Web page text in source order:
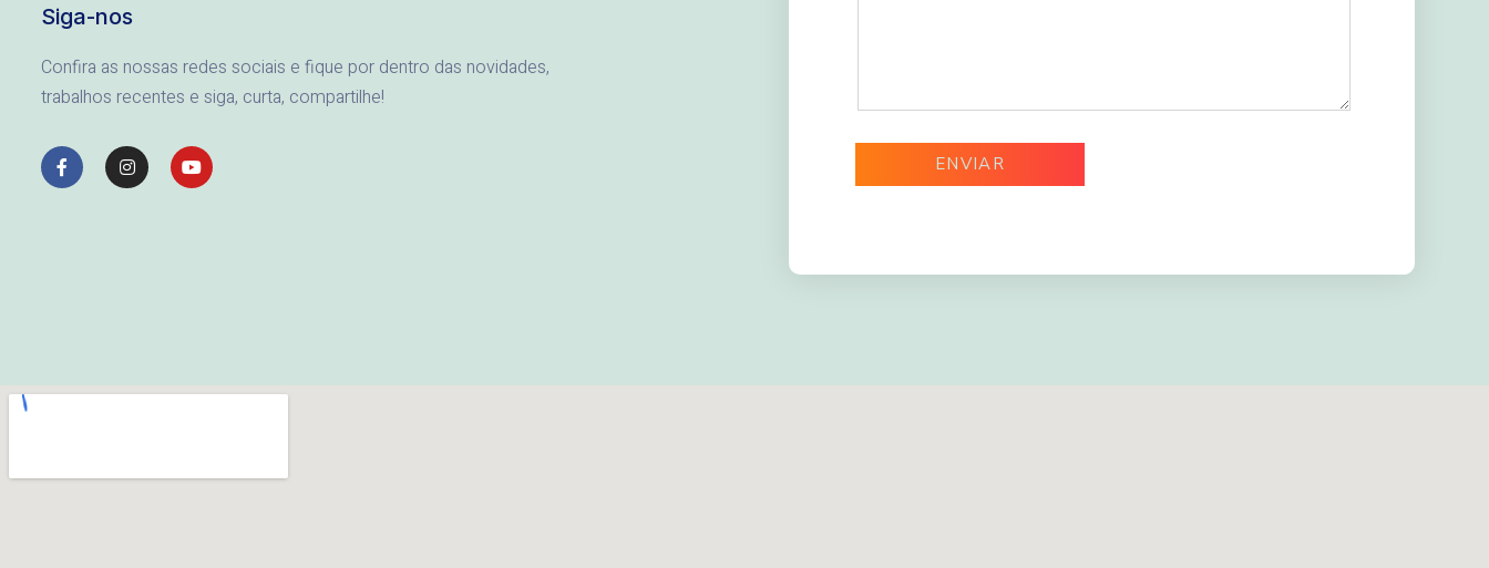
Siga-nos
Confira as nossas redes sociais e fique por dentro das novidades,
trabalhos recentes e siga, curta, compartilhe!